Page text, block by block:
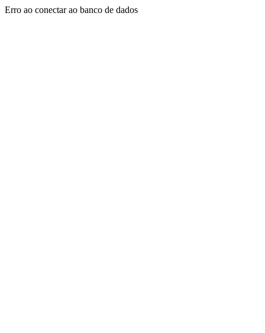
Erro ao conectar ao banco de dados